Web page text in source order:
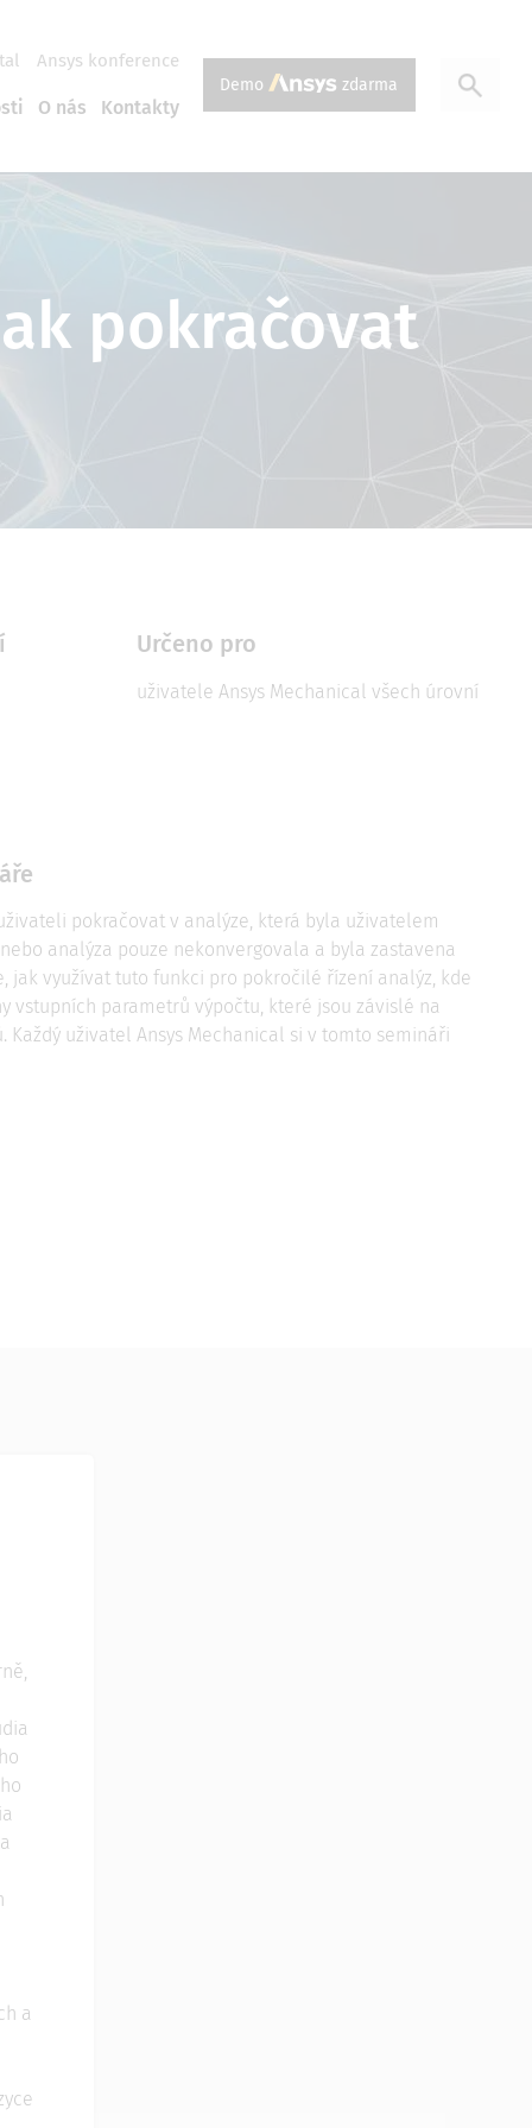
Ansys konference
O nás Kontakty
Demo zdarma
pokračovat
Určeno pro
uživatele Ansys Mechanical všech úrovní
uživateli pokračovat v analýze, která byla uživatelem
analýza pouze nekonvergovala a byla zastavena
jak využívat tuto funkci pro pokročilé řízení analýz, kde
vstupních parametrů výpočtu, které jsou závislé na
Každý uživatel Ansys Mechanical si v tomto semináři
a